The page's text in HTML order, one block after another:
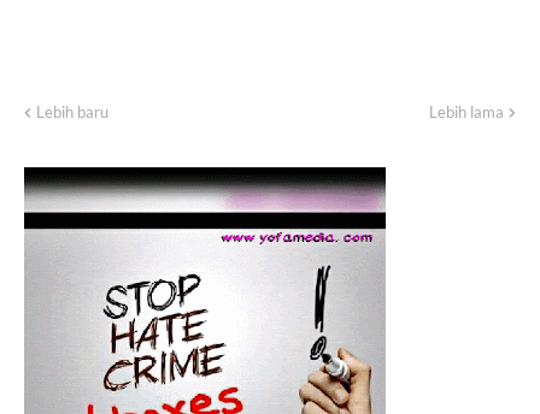
Lebih baru Lebih lama